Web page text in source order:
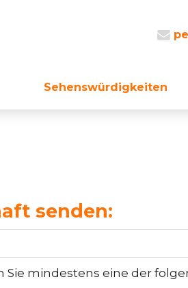
Sehenswürdigkeiten
senden:
Sie mindestens eine der